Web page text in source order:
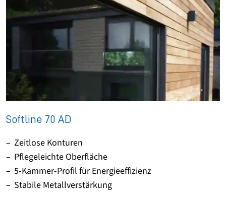
Softline 70 AD
Zeitlose Konturen
Pflegeleichte Oberfläche
5-Kammer-Profil für Energieeffizienz
Stabile Metallverstärkung